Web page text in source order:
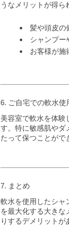
うなメリットが得ら
髪や頭皮の
シャンプー
お客様が施
6. ご自宅での軟水使
美容室で軟水を体験
す。特に敏感肌やダ
たって保つことがで
7. まとめ
軟水を使用したシャ
を最大化する大きな
りするデメリット